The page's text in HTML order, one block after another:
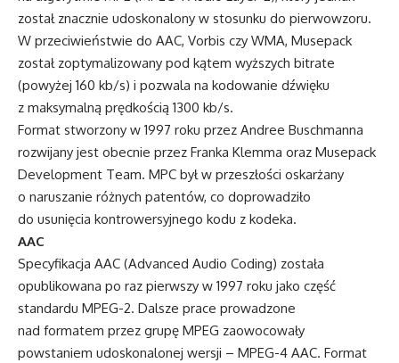
został znacznie udoskonalony w stosunku do pierwowzoru.
W przeciwieństwie do AAC, Vorbis czy WMA, Musepack
został zoptymalizowany pod kątem wyższych bitrate
(powyżej 160 kb/s) i pozwala na kodowanie dźwięku
z maksymalną prędkością 1300 kb/s.
Format stworzony w 1997 roku przez Andree Buschmanna
rozwijany jest obecnie przez Franka Klemma oraz Musepack
Development Team. MPC był w przeszłości oskarżany
o naruszanie różnych patentów, co doprowadziło
do usunięcia kontrowersyjnego kodu z kodeka.
AAC
Specyfikacja AAC (Advanced Audio Coding) została
opublikowana po raz pierwszy w 1997 roku jako część
standardu MPEG-2. Dalsze prace prowadzone
nad formatem przez grupę MPEG zaowocowały
powstaniem udoskonalonej wersji – MPEG-4 AAC. Format